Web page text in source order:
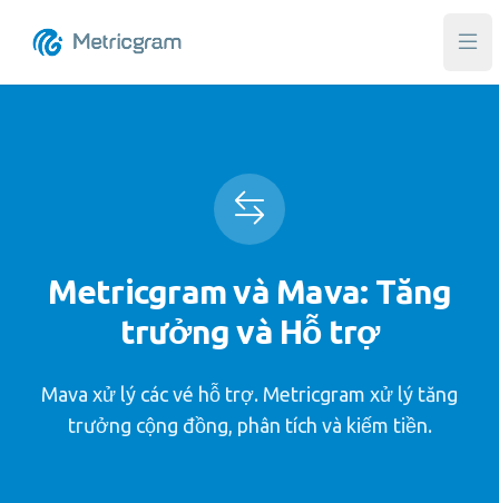
Mở
Metricgram và Mava: Tăng
trưởng và Hỗ trợ
Mava xử lý các vé hỗ trợ. Metricgram xử lý tăng
trưởng cộng đồng, phân tích và kiếm tiền.